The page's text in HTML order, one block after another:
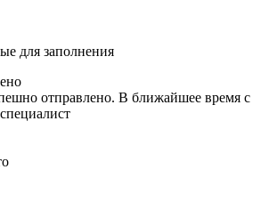
для заполнения
отправлено. В ближайшее время с